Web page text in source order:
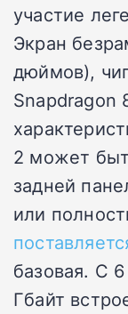
участие
Экран
дюймов),
Snapdragon
2 может
задней
или
базовая. С
Гбайт